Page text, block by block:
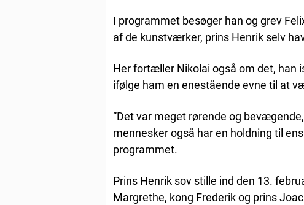
I programmet besøger han og grev
af de kunstværker, prins Henrik selv
Her fortæller Nikolai også om det, han
ifølge ham en enestående evne til at
“Det var meget rørende og
mennesker også har en holdning til
programmet.
Prins Henrik sov stille ind den 13.
Margrethe, kong Frederik og prins